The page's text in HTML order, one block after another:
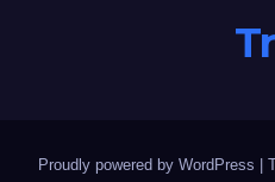
Proudly powered by WordPress |